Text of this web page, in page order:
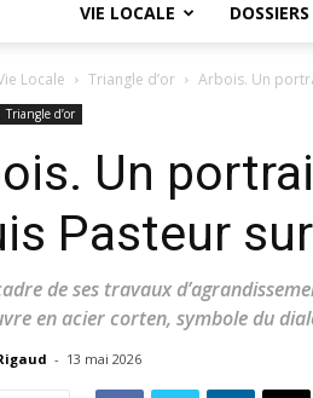
VIE LOCALE DOSSIERS
Locale Triangle d’or Arbois. Un
Triangle d’or
Un
Pasteur
de ses travaux
en acier corten, symbole du
- 13 mai 2026